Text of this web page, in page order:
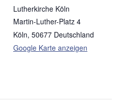
Lutherkirche Köln
Martin-Luther-Platz 4
Köln, 50677 Deutschland
Google Karte anzeigen